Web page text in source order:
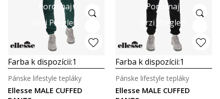
Porovnaj
Brzi Pregled
Farba k dispozícii:1
Ellesse MALE CUFFED
Pánske lifestyle tepláky
Porovnaj
Brzi Pregled
Farba k dispozícii:1
Ellesse MALE CUFFED
Pánske lifestyle tepláky